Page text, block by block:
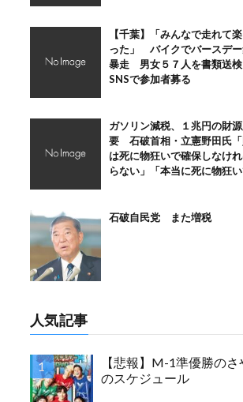
【千葉】「みんなで走れて
った」 バイクでバースデー
暴走 男女５７人を書類送
SNSで参加者募る
ガソリン減税、１兆円の財
要 石破首相・立憲野田氏
は死に物狂いで確保しなけ
らない」「本当に死に物狂い
石破自民党 また増税
人気記事
【悲報】M-1準優勝のさ
のスケジュール